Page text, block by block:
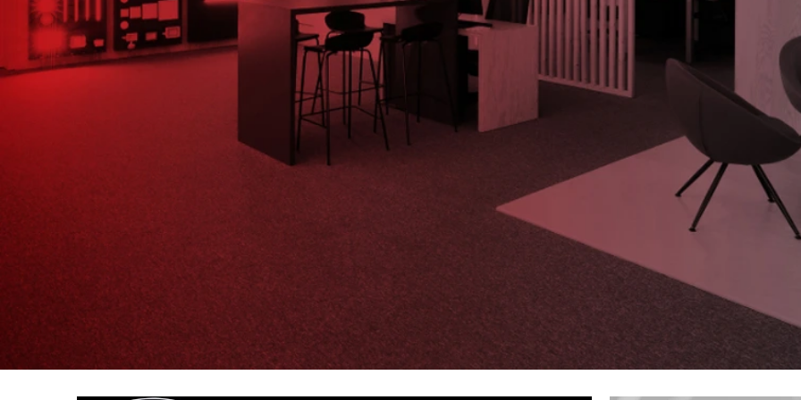
3000K/4000K ČERNÁ - LED2 LIGHTING
2 632 Kč
LED 50W 230V 3000K IP20
STMÍVATELNÉ - NOVA LUCE